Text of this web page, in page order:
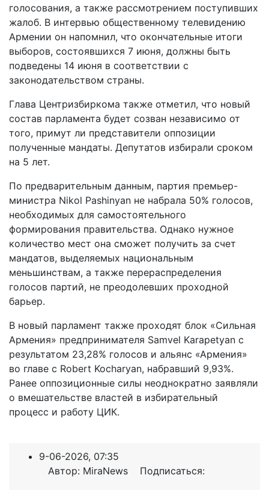
голосования, а также рассмотрением поступивших
жалоб. В интервью общественному телевидению
Армении он напомнил, что окончательные итоги
выборов, состоявшихся 7 июня, должны быть
подведены 14 июня в соответствии с
законодательством страны.
Глава Центризбиркома также отметил, что новый
состав парламента будет созван независимо от
того, примут ли представители оппозиции
полученные мандаты. Депутатов избирали сроком
на 5 лет.
По предварительным данным, партия премьер-
министра Nikol Pashinyan не набрала 50% голосов,
необходимых для самостоятельного
формирования правительства. Однако нужное
количество мест она сможет получить за счет
мандатов, выделяемых национальным
меньшинствам, а также перераспределения
голосов партий, не преодолевших проходной
барьер.
В новый парламент также проходят блок «Сильная
Армения» предпринимателя Samvel Karapetyan с
результатом 23,28% голосов и альянс «Армения»
во главе с Robert Kocharyan, набравший 9,93%.
Ранее оппозиционные силы неоднократно заявляли
о вмешательстве властей в избирательный
процесс и работу ЦИК.
9-06-2026, 07:35
Автор: MiraNews Подписаться: